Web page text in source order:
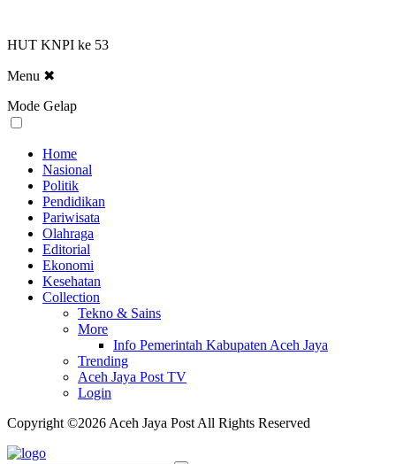
HUT KNPI ke 53
Menu ✖
Mode Gelap
Home
Nasional
Politik
Pendidikan
Pariwisata
Olahraga
Editorial
Ekonomi
Kesehatan
Collection
Tekno & Sains
More
Info Pemerintah Kabupaten Aceh Jaya
Trending
Aceh Jaya Post TV
Login
Copyright ©2026 Aceh Jaya Post All Rights Reserved